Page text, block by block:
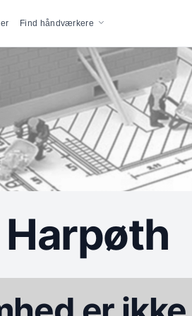
Find håndværkere